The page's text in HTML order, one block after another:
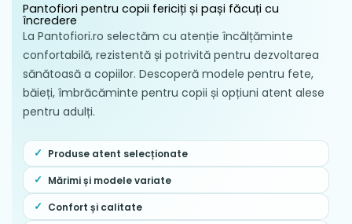
Pantofiori pentru copii fericiți și pași făcuți cu
încredere
La Pantofiori.ro selectăm cu atenție încălțăminte
confortabilă, rezistentă și potrivită pentru dezvoltarea
sănătoasă a copiilor. Descoperă modele pentru fete,
băieți, îmbrăcăminte pentru copii și opțiuni atent alese
pentru adulți.
Produse atent selecționate
Mărimi și modele variate
Confort și calitate